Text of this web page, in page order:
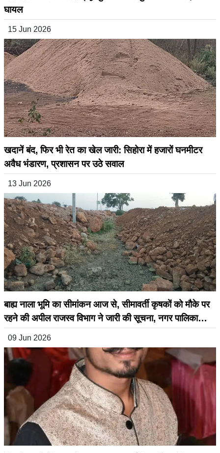
घायल
15 Jun 2026
खदानें बंद, फिर भी रेत का खेल जारी: सिहोरा में हजारों घनमीटर
अवैध भंडारण, प्रशासन पर उठे सवाल
13 Jun 2026
बाह्य नाला भूमि का सीमांकन आज से, सीमावर्ती कृषकों को मौके पर
रहने की अपील राजस्व विभाग ने जारी की सूचना, नगर पालिका
सिहोरा के अनुरोध पर होगी कार्रवाई
09 Jun 2026